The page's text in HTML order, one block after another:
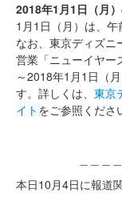
2018年1月1日（月
1月1日（月）は、午
なお、東京ディズニ
営業「ニューイヤー
～2018年1月1日（
す。詳しくは、 東京
イト をご参照くださ
本日10月4日に報道